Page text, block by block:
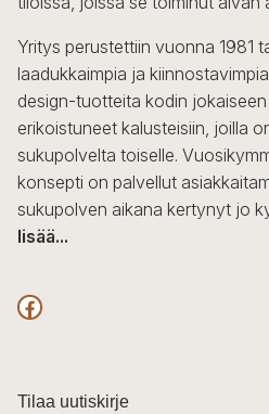
Yritys perustettiin vuonna 1981
laadukkaimpia ja
design-tuotteita kodin jokaiseen
erikoistuneet kalusteisiin, joilla
sukupolvelta toiselle.
konsepti on palvellut
sukupolven aikana kertynyt jo
lisää...
F
c
Tilaa uutiskirje